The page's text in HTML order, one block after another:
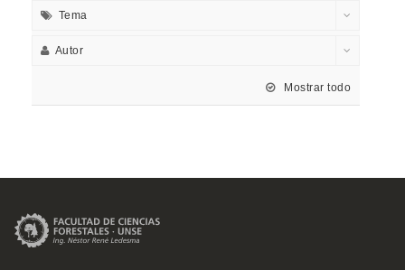
Tema
Autor
Mostrar todo